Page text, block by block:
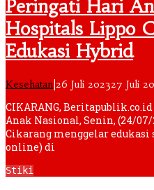
Peringati Hari
Hospitals Lippo
Edukasi Hybrid
Kesehatan 26 Juli 202327 Juli
CIKARANG,
Anak Nasional, Senin, (24/
Cikarang menggelar edukasi
online) di
Stiki